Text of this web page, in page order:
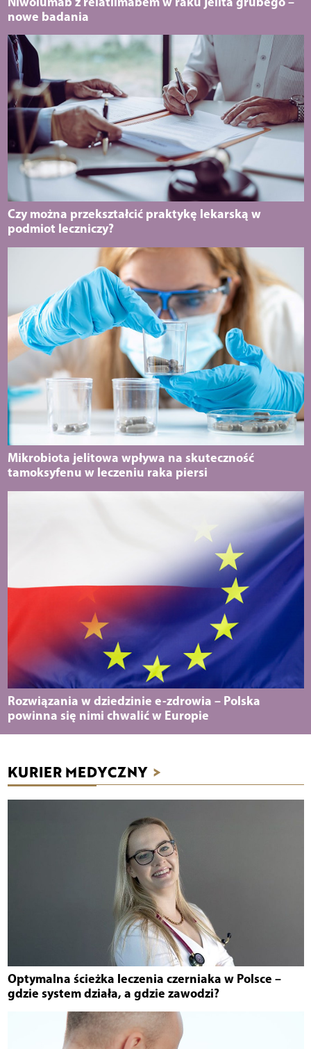
nowe badania
Czy można przekształcić praktykę lekarską w
podmiot leczniczy?
Mikrobiota jelitowa wpływa na skuteczność
tamoksyfenu w leczeniu raka piersi
Rozwiązania w dziedzinie e-zdrowia – Polska
powinna się nimi chwalić w Europie
KURIER MEDYCZNY >
Optymalna ścieżka leczenia czerniaka w Polsce –
gdzie system działa, a gdzie zawodzi?